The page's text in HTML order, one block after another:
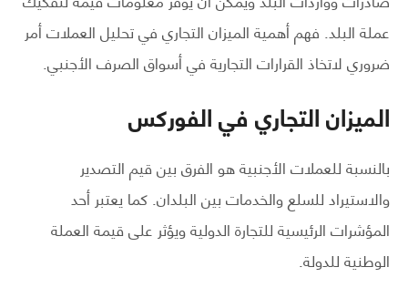
عملة البلد. فهم أهمية الميزان التجاري في تحليل العملات أمر
ضروري لاتخاذ القرارات التجارية في أسواق الصرف الأجنبي.
الميزان التجاري في الفوركس
بالنسبة للعملات الأجنبية هو الفرق بين قيم التصدير
والاستيراد للسلع والخدمات بين البلدان. كما يعتبر أحد
المؤشرات الرئيسية للتجارة الدولية ويؤثر على قيمة العملة
الوطنية للدولة.